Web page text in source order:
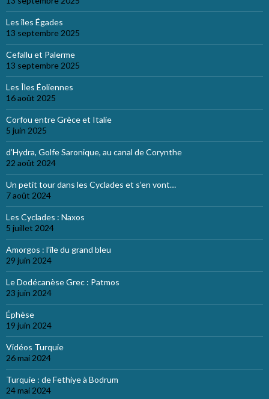
Les îles Égades
13 septembre 2025
Cefallu et Palerme
13 septembre 2025
Les Îles Éoliennes
16 août 2025
Corfou entre Grèce et Italie
5 juin 2025
d’Hydra, Golfe Saronique, au canal de Corynthe
22 août 2024
Un petit tour dans les Cyclades et s’en vont…
7 août 2024
Les Cyclades : Naxos
5 juillet 2024
Amorgos : l’île du grand bleu
29 juin 2024
Le Dodécanèse Grec : Patmos
23 juin 2024
Éphèse
19 juin 2024
Vidéos Turquie
26 mai 2024
Turquie : de Fethiye à Bodrum
24 mai 2024